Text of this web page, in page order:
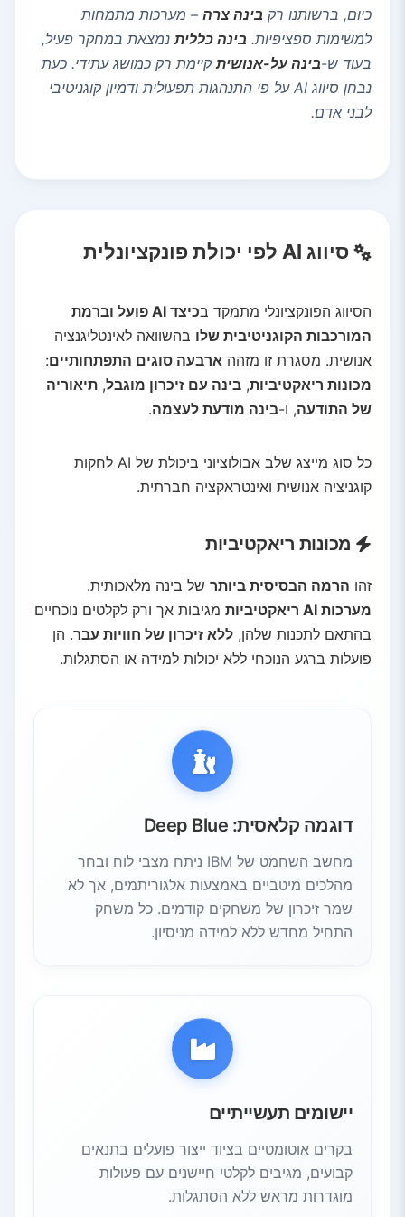
כיום, ברשותנו רק בינה צרה – מערכות מתמחות
למשימות ספציפיות. בינה כללית נמצאת במחקר פעיל,
בעוד ש-בינה על-אנושית קיימת רק כמושג עתידי. כעת
נבחן סיווג AI על פי התנהגות תפעולית ודמיון קוגניטיבי
לבני אדם.
סיווג AI לפי יכולת פונקציונלית
הסיווג הפונקציונלי מתמקד ב
כיצד AI פועל וברמת
המורכבות הקוגניטיבית שלו בהשוואה לאינטליגנציה
אנושית. מסגרת זו מזהה ארבעה סוגים התפתחותיים:
מכונות ריאקטיביות, בינה עם זיכרון מוגבל, תיאוריה
של התודעה, ו-בינה מודעת לעצמה.
כל סוג מייצג שלב אבולוציוני ביכולת של AI לחקות
קוגניציה אנושית ואינטראקציה חברתית.
מכונות ריאקטיביות
זהו הרמה הבסיסית ביותר של בינה מלאכותית.
מערכות AI ריאקטיביות
מגיבות אך ורק לקלטים נוכחיים
בהתאם לתכנות שלהן, ללא זיכרון של חוויות עבר. הן
פועלות ברגע הנוכחי ללא יכולות למידה או הסתגלות.
דוגמה קלאסית: Deep Blue
מחשב השחמט של IBM ניתח מצבי לוח ובחר
מהלכים מיטביים באמצעות אלגוריתמים, אך לא
שמר זיכרון של משחקים קודמים. כל משחק
התחיל מחדש ללא למידה מניסיון.
יישומים תעשייתיים
בקרים אוטומטיים בציוד ייצור פועלים בתנאים
קבועים, מגיבים לקלטי חיישנים עם פעולות
מוגדרות מראש ללא הסתגלות.